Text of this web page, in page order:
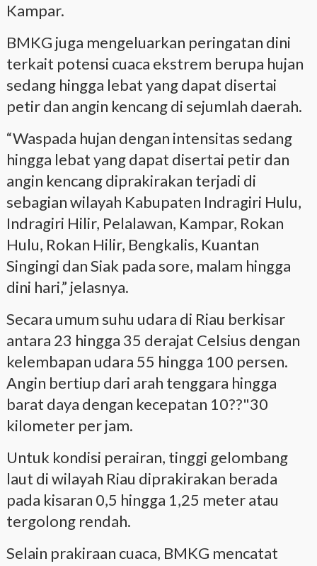
Kampar.
BMKG juga mengeluarkan peringatan dini
terkait potensi cuaca ekstrem berupa hujan
sedang hingga lebat yang dapat disertai
petir dan angin kencang di sejumlah daerah.
“Waspada hujan dengan intensitas sedang
hingga lebat yang dapat disertai petir dan
angin kencang diprakirakan terjadi di
sebagian wilayah Kabupaten Indragiri Hulu,
Indragiri Hilir, Pelalawan, Kampar, Rokan
Hulu, Rokan Hilir, Bengkalis, Kuantan
Singingi dan Siak pada sore, malam hingga
dini hari,” jelasnya.
Secara umum suhu udara di Riau berkisar
antara 23 hingga 35 derajat Celsius dengan
kelembapan udara 55 hingga 100 persen.
Angin bertiup dari arah tenggara hingga
barat daya dengan kecepatan 10??"30
kilometer per jam.
Untuk kondisi perairan, tinggi gelombang
laut di wilayah Riau diprakirakan berada
pada kisaran 0,5 hingga 1,25 meter atau
tergolong rendah.
Selain prakiraan cuaca, BMKG mencatat